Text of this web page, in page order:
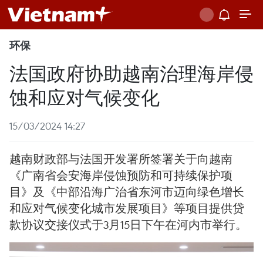
环保
法国政府协助越南治理海岸侵
蚀和应对气候变化
15/03/2024 14:27
越南财政部与法国开发署所签署关于向越南
《广南省会安海岸侵蚀预防和可持续保护项
目》及《中部沿海广治省东河市迈向绿色增长
和应对气候变化城市发展项目》等项目提供贷
款协议交接仪式于3月15日下午在河内市举行。